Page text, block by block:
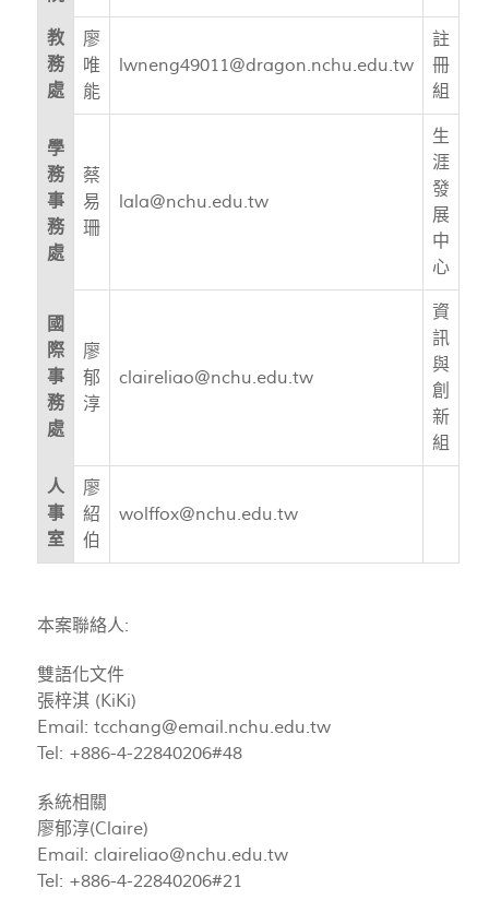
教
務
處
廖
唯
能
lwneng49011@dragon.nchu.edu.tw
註
冊
組
學
務
事
務
處
蔡
易
珊
lala@nchu.edu.tw
生
涯
發
展
中
心
國
際
事
務
處
廖
郁
淳
claireliao@nchu.edu.tw
資
訊
與
創
新
組
人
事
室
廖
紹
伯
wolffox@nchu.edu.tw
本案聯絡人:
雙語化文件
張梓淇 (KiKi)
Email: tcchang@email.nchu.edu.tw
Tel: +886-4-22840206#48
系統相關
廖郁淳(Claire)
Email: claireliao@nchu.edu.tw
Tel: +886-4-22840206#21